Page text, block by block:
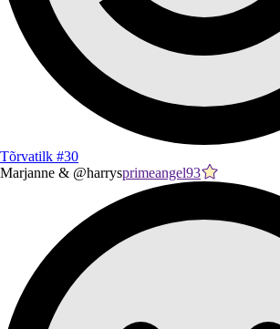
Tõrvatilk #30
Marjanne & @harrysprimeangel93